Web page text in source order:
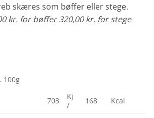
skæres som bøffer eller stege.
kr. for bøffer 320,00 kr. for stege
100g
703
Kj
/
168 Kcal